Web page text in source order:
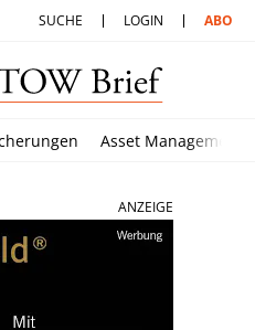
SUCHE LOGIN ABO
Asset Management
ANZEIGE